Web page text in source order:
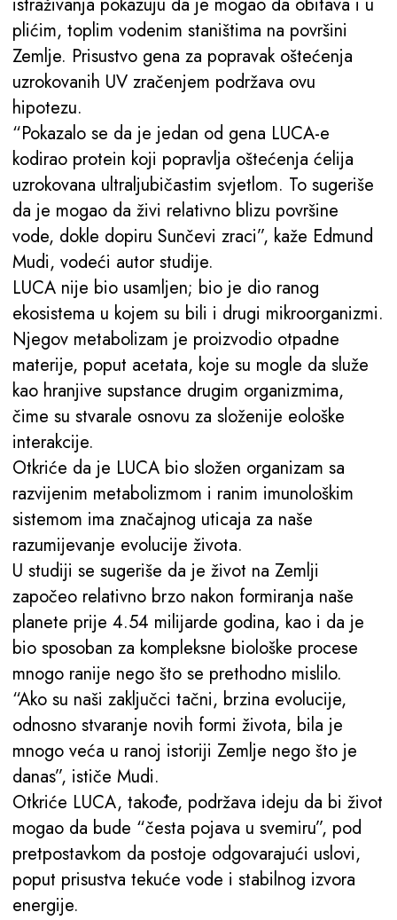
istraživanja pokazuju da je mogao da obitava i u
plićim, toplim vodenim staništima na površini
Zemlje. Prisustvo gena za popravak oštećenja
uzrokovanih UV zračenjem podržava ovu
hipotezu.
“Pokazalo se da je jedan od gena LUCA-e
kodirao protein koji popravlja oštećenja ćelija
uzrokovana ultraljubičastim svjetlom. To sugeriše
da je mogao da živi relativno blizu površine
vode, dokle dopiru Sunčevi zraci”, kaže Edmund
Mudi, vodeći autor studije.
LUCA nije bio usamljen; bio je dio ranog
ekosistema u kojem su bili i drugi mikroorganizmi.
Njegov metabolizam je proizvodio otpadne
materije, poput acetata, koje su mogle da služe
kao hranjive supstance drugim organizmima,
čime su stvarale osnovu za složenije eološke
interakcije.
Otkriće da je LUCA bio složen organizam sa
razvijenim metabolizmom i ranim imunološkim
sistemom ima značajnog uticaja za naše
razumijevanje evolucije života.
U studiji se sugeriše da je život na Zemlji
započeo relativno brzo nakon formiranja naše
planete prije 4.54 milijarde godina, kao i da je
bio sposoban za kompleksne biološke procese
mnogo ranije nego što se prethodno mislilo.
“Ako su naši zaključci tačni, brzina evolucije,
odnosno stvaranje novih formi života, bila je
mnogo veća u ranoj istoriji Zemlje nego što je
danas”, ističe Mudi.
Otkriće LUCA, takođe, podržava ideju da bi život
mogao da bude “česta pojava u svemiru”, pod
pretpostavkom da postoje odgovarajući uslovi,
poput prisustva tekuće vode i stabilnog izvora
energije.